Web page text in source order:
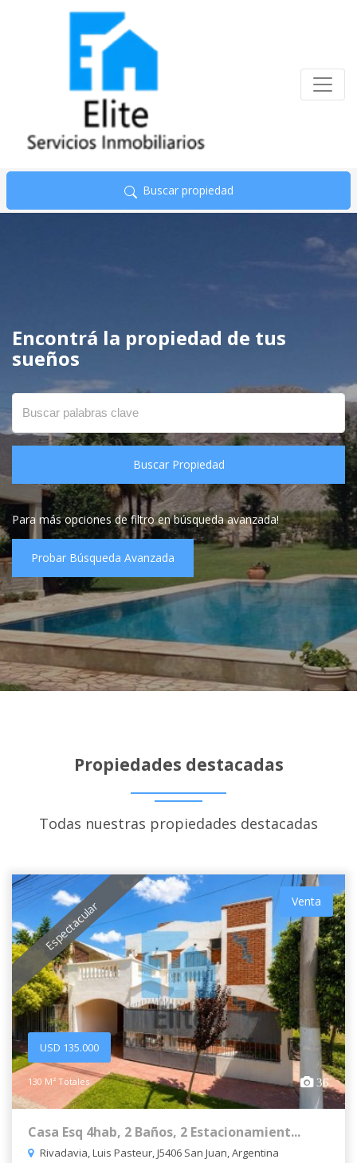
Buscar propiedad
Encontrá la propiedad de tus
sueños
Buscar Propiedad
Para más opciones de filtro en búsqueda avanzada!
Probar Búsqueda Avanzada
Propiedades destacadas
Todas nuestras propiedades destacadas
Espectacular Venta
USD 135.000
130 M² Totales 36
Casa Esq 4hab, 2 Baños, 2 Estacionamient...
Rivadavia, Luis Pasteur, J5406 San Juan, Argentina